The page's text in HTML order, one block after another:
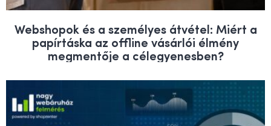
Webshopok és a személyes átvétel: Miért a
papírtáska az offline vásárlói élmény
megmentője a célegyenesben?